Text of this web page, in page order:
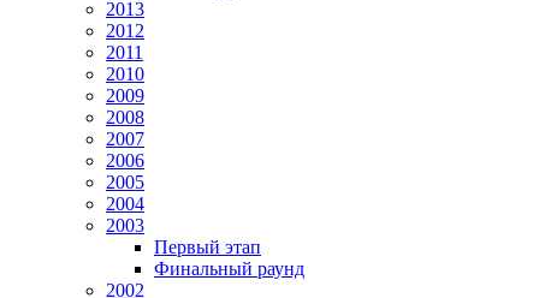
2013
2012
2011
2010
2009
2008
2007
2006
2005
2004
2003
Первый этап
Финальный раунд
2002